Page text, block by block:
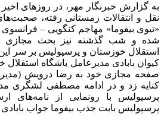
به گزارش خبرنگار مهر، در روزهای
نقل و انتقالات زمستانی رفته،
«تیوی بیفوما» مهاجم کنگویی –
شده و شب گذشته نیز بحث مجازی
استقلال خوزستان و پرسپولیس بر سر
کیوان بابادی مدیرعامل باشگاه استقلال
صفحه مجازی خود به رضا درویش
کنایه زد و در ادامه مصطفی لشگری
پرسپولیس با رونمایی از نامه‌های
پرسپولیس بابت جذب بیفوما جواب بابادی